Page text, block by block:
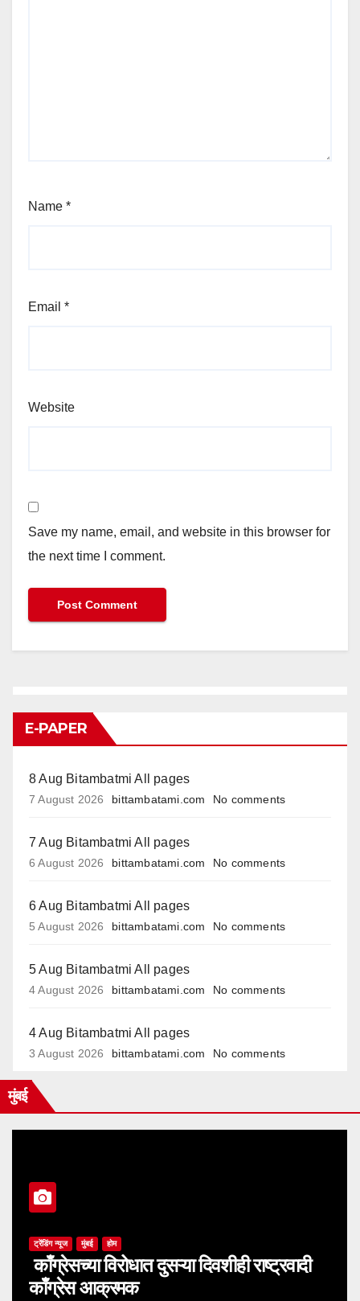
Name *
Email *
Website
Save my name, email, and website in this browser for
the next time I comment.
E-PAPER
8 Aug Bitambatmi All pages
7 August 2026 bittambatami.com No comments
7 Aug Bitambatmi All pages
6 August 2026 bittambatami.com No comments
6 Aug Bitambatmi All pages
5 August 2026 bittambatami.com No comments
5 Aug Bitambatmi All pages
4 August 2026 bittambatami.com No comments
4 Aug Bitambatmi All pages
3 August 2026 bittambatami.com No comments
मुंबई
ट्रेंडिंग न्यूज मुंबई होम
काँग्रेसच्या विरोधात दुसऱ्या दिवशीही राष्ट्रवादी
काँग्रेस आक्रमक